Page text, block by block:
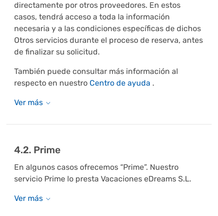
directamente por otros proveedores. En estos
casos, tendrá acceso a toda la información
necesaria y a las condiciones específicas de dichos
Otros servicios durante el proceso de reserva, antes
de finalizar su solicitud.
También puede consultar más información al
respecto en nuestro Centro de ayuda .
4.2. Prime
En algunos casos ofrecemos “Prime”. Nuestro
servicio Prime lo presta Vacaciones eDreams S.L.